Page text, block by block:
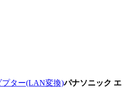
プター(LAN変換)パナソニック エ